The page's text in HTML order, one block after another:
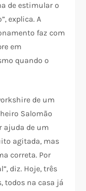
de estimular o
explica. A
faz com
em
quando o
de um
Salomão
ajuda de um
agitada, mas
correta. Por
diz. Hoje, três
todos na casa já